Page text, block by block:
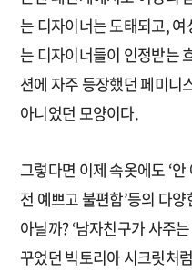
는 디자이너는 도태되고,
는 디자이너들이 인정받는
션에 자주 등장했던 페미니
아니었던 모양이다.
그렇다면 이제 속옷에도 ‘안
전 예쁘고 불편함’등의 다
아닐까? ‘남자친구가 사주
꾸었던 빅토리아 시크릿처